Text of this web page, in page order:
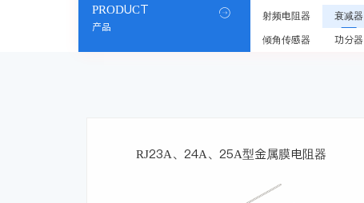
PRODUCT
产品

射频电阻器
衰减器
倾角传感器
功分器
RJ23A、24A、25A型金属膜电阻器